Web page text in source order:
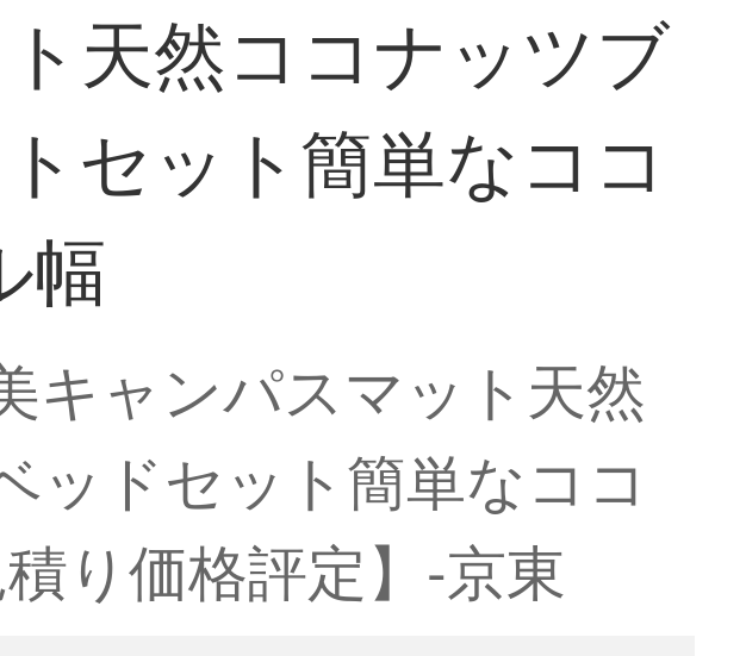
天然ココナッツブ
セット簡単なココ
幅
キャンパスマット天然
ッドセット簡単なココ
り価格評定】-京東